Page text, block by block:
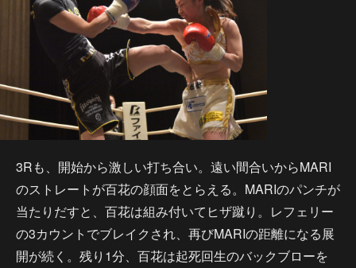
3Rも、開始から激しい打ち合い。遠い間合いからMARI
のストレートが百花の顔面をとらえる。MARIのパンチが
当たりだすと、百花は組み付いてヒザ蹴り。レフェリー
の3カウントでブレイクされ、再びMARIの距離になる展
開が続く。残り1分、百花は起死回生のバックブローを